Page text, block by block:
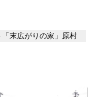
末広がりの家」原村